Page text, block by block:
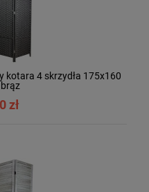
kotara 4 skrzydła 175x160
zł